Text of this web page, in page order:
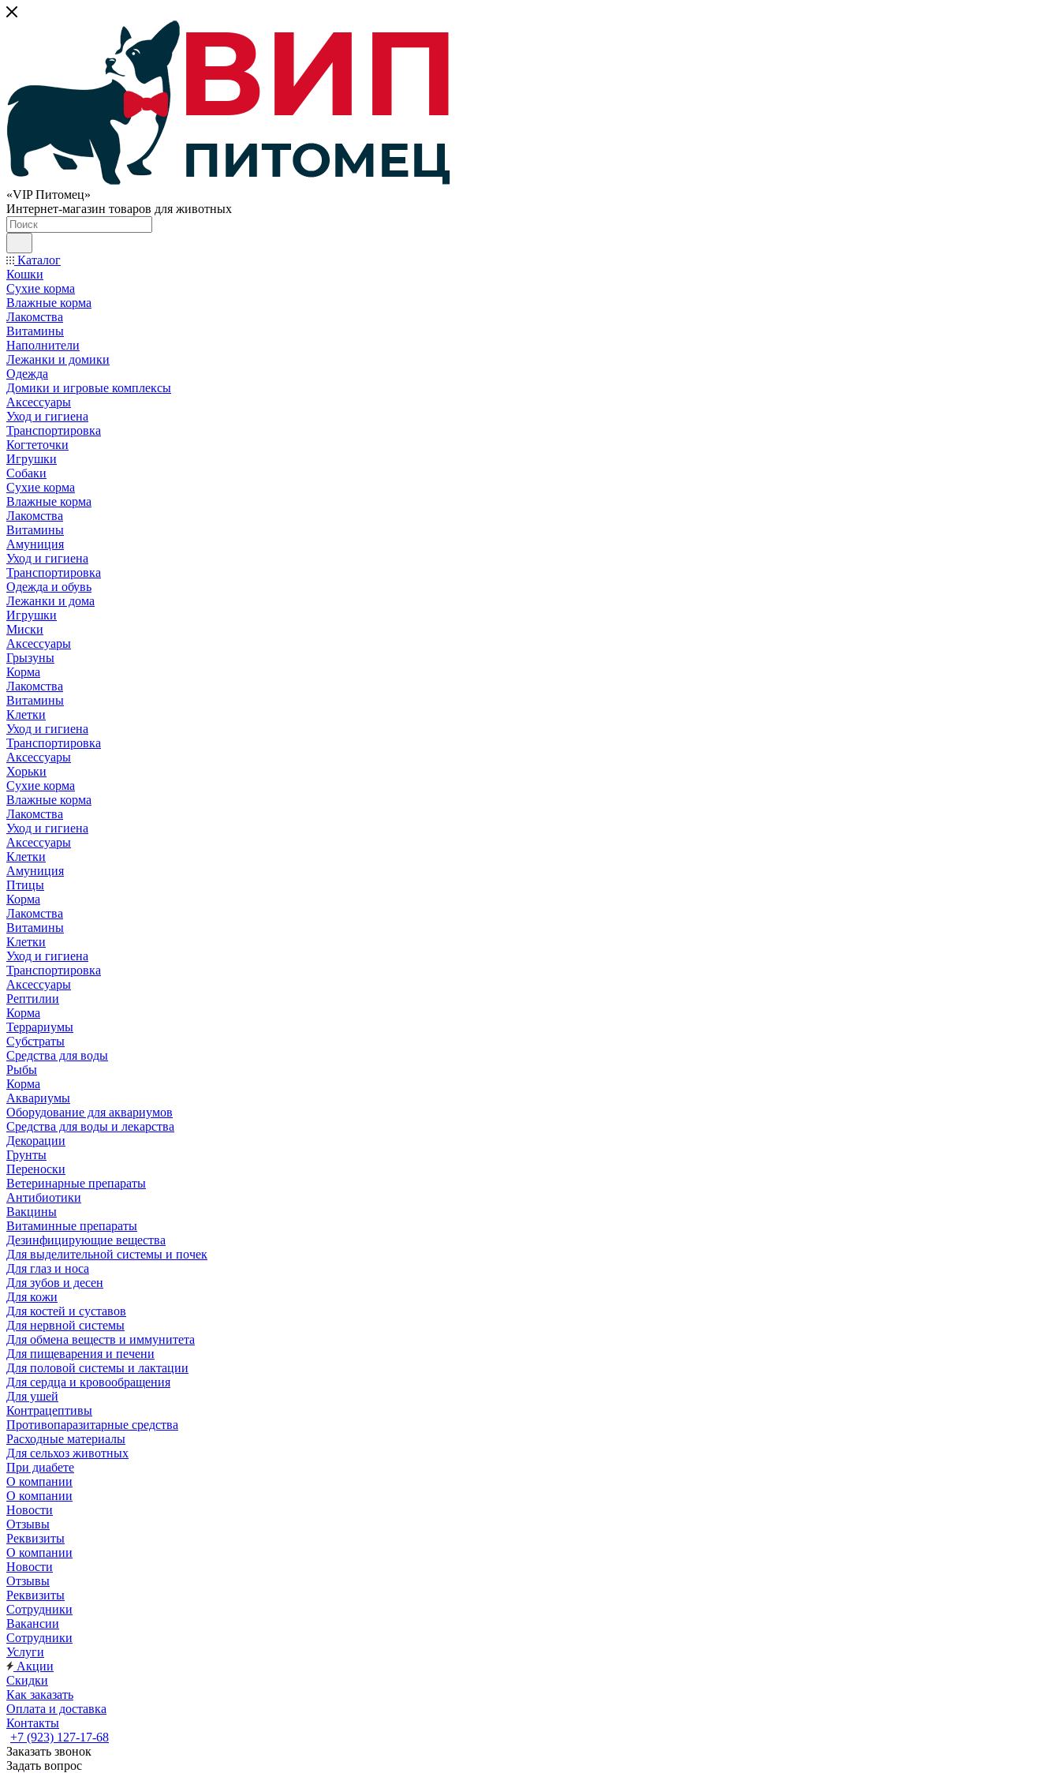
«VIP Питомец»
Интернет-магазин товаров для животных
Каталог
Кошки
Сухие корма
Влажные корма
Лакомства
Витамины
Наполнители
Лежанки и домики
Одежда
Домики и игровые комплексы
Аксессуары
Уход и гигиена
Транспортировка
Когтеточки
Игрушки
Собаки
Сухие корма
Влажные корма
Лакомства
Витамины
Амуниция
Уход и гигиена
Транспортировка
Одежда и обувь
Лежанки и дома
Игрушки
Миски
Аксессуары
Грызуны
Корма
Лакомства
Витамины
Клетки
Уход и гигиена
Транспортировка
Аксессуары
Хорьки
Сухие корма
Влажные корма
Лакомства
Уход и гигиена
Аксессуары
Клетки
Амуниция
Птицы
Корма
Лакомства
Витамины
Клетки
Уход и гигиена
Транспортировка
Аксессуары
Рептилии
Корма
Террариумы
Субстраты
Средства для воды
Рыбы
Корма
Аквариумы
Оборудование для аквариумов
Средства для воды и лекарства
Декорации
Грунты
Переноски
Ветеринарные препараты
Антибиотики
Вакцины
Витаминные препараты
Дезинфицирующие вещества
Для выделительной системы и почек
Для глаз и носа
Для зубов и десен
Для кожи
Для костей и суставов
Для нервной системы
Для обмена веществ и иммунитета
Для пищеварения и печени
Для половой системы и лактации
Для сердца и кровообращения
Для ушей
Контрацептивы
Противопаразитарные средства
Расходные материалы
Для сельхоз животных
При диабете
О компании
О компании
Новости
Отзывы
Реквизиты
О компании
Новости
Отзывы
Реквизиты
Сотрудники
Вакансии
Сотрудники
Услуги
Акции
Скидки
Как заказать
Оплата и доставка
Контакты
+7 (923) 127-17-68
Заказать звонок
Задать вопрос